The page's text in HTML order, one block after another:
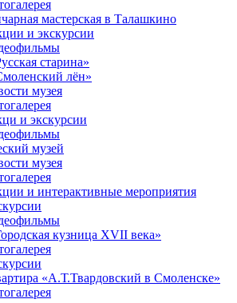
мастерская в Талашкино
и экскурсии
старина»
лён»
музея
и экскурсии
музей
музея
и интерактивные мероприятия
кузница XVII века»
«А.Т.Твардовский в Смоленске»